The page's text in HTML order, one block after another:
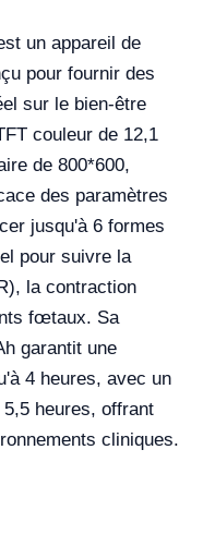
un appareil de
pour fournir des
sur le bien-être
couleur de 12,1
de 800*600,
des paramètres
jusqu'à 6 formes
pour suivre la
la contraction
fœtaux. Sa
garantit une
4 heures, avec un
heures, offrant
cliniques.